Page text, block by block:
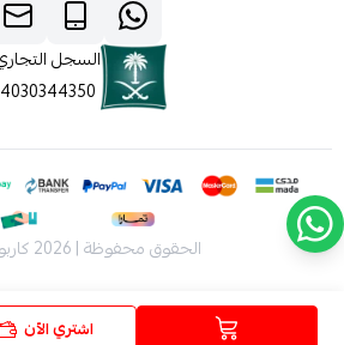
اشتري الآن
السجل
4030344350
الحقوق محفوظة | 2026